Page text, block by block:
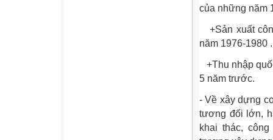
của những năm
+Sản xuất
năm 1976-1980 .
+Thu nhập
5 năm trước.
- Về xây dựng
tương đối lớn,
khai thác,